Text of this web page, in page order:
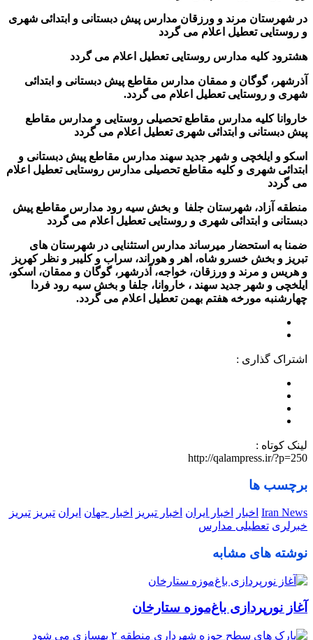
در شهرستان مرند و ورزقان مدارس پیش دبستانی و ابتدائی شهری
و روستایی تعطیل اعلام می گردد
هشترود کلیه مدارس روستایی تعطیل اعلام می گردد
آذرشهر، گوگان و ممقان مدارس مقاطع پیش دبستانی و ابتدائی
شهری و روستایی تعطیل اعلام می گردد.
خاروانا کلیه مدارس مقاطع تحصیلی روستایی و مدارس مقاطع
پیش دبستانی و ابتدائی شهری تعطیل اعلام می گردد
اسکو و ایلخچی و شهر جدید سهند مدارس مقاطع پیش دبستانی و
ابتدائی شهری و کلیه مقاطع تحصیلی مدارس روستایی تعطیل اعلام
می گردد
منطقه آزاد، شهرستان جلفا و بخش سیه رود مدارس مقاطع پیش
دبستانی و ابتدائی شهری و روستایی تعطیل اعلام می گردد
ضمنا به استحضار میرساند مدارس استثنایی در شهرستان های
تبریز و بخش خسرو شاه، اهر و هوراند، سراب و کلیبر و نظر کهریز
و هریس و مرند و ورزقان، خواجه، آذرشهر، گوگان و ممقان، اسکو،
ایلخچی و شهر جدید سهند ، خاروانا، جلفا و بخش سیه رود فردا
چهارشنبه مورخه هفتم بهمن تعطیل اعلام می گردد.
اشتراک گذاری :
لینک کوتاه :
http://qalampress.ir/?p=250
برچسب ها
Iran News اخبار اخبار ایران اخبار تبریز اخبار جهان ایران تبریز تبریز
خبرلری تعطیلی مدارس
نوشته های مشابه
آغاز نورپردازی باغ‌موزه ستارخان